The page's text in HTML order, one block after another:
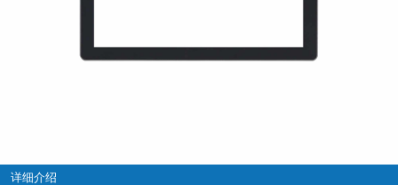
详细介绍